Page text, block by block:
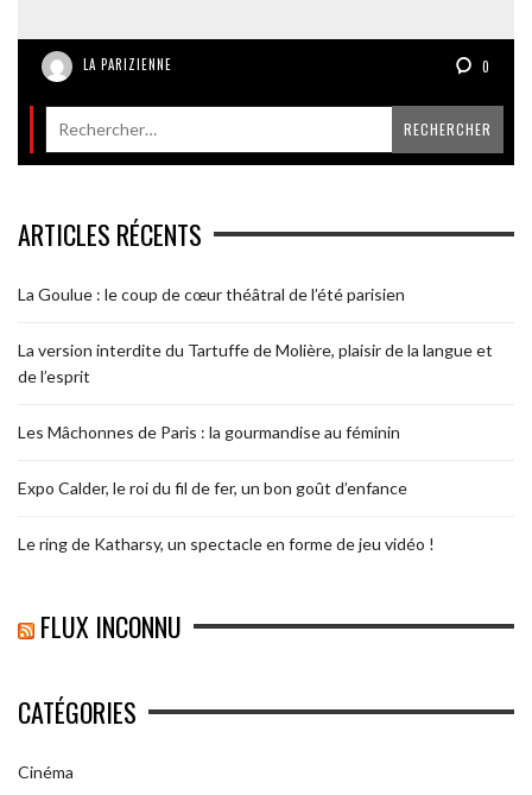
LA PARIZIENNE 0
ARTICLES RÉCENTS
La Goulue : le coup de cœur théâtral de l’été parisien
La version interdite du Tartuffe de Molière, plaisir de la langue et
de l’esprit
Les Mâchonnes de Paris : la gourmandise au féminin
Expo Calder, le roi du fil de fer, un bon goût d’enfance
Le ring de Katharsy, un spectacle en forme de jeu vidéo !
FLUX INCONNU
CATÉGORIES
Cinéma